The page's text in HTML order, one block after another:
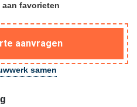
aan favorieten
aanvragen
samen